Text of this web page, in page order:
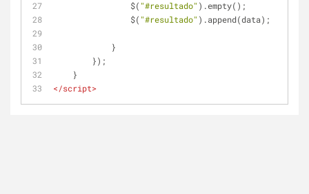
                $(
"#resultado" ).empty();
                $(
"#resultado" ).append(data);
            }
        });
    }
</script>